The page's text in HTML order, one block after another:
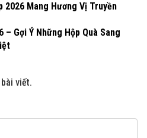
2026 Mang Hương Vị Truyền
– Gợi Ý Những Hộp Quà Sang
viết.